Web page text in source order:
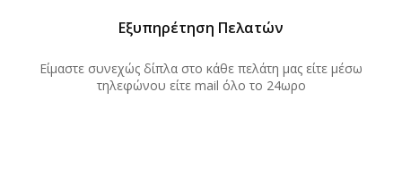
Εξυπηρέτηση Πελατών
Είμαστε συνεχώς δίπλα στο κάθε πελάτη μας είτε μέσω
τηλεφώνου είτε mail όλο το 24ωρο